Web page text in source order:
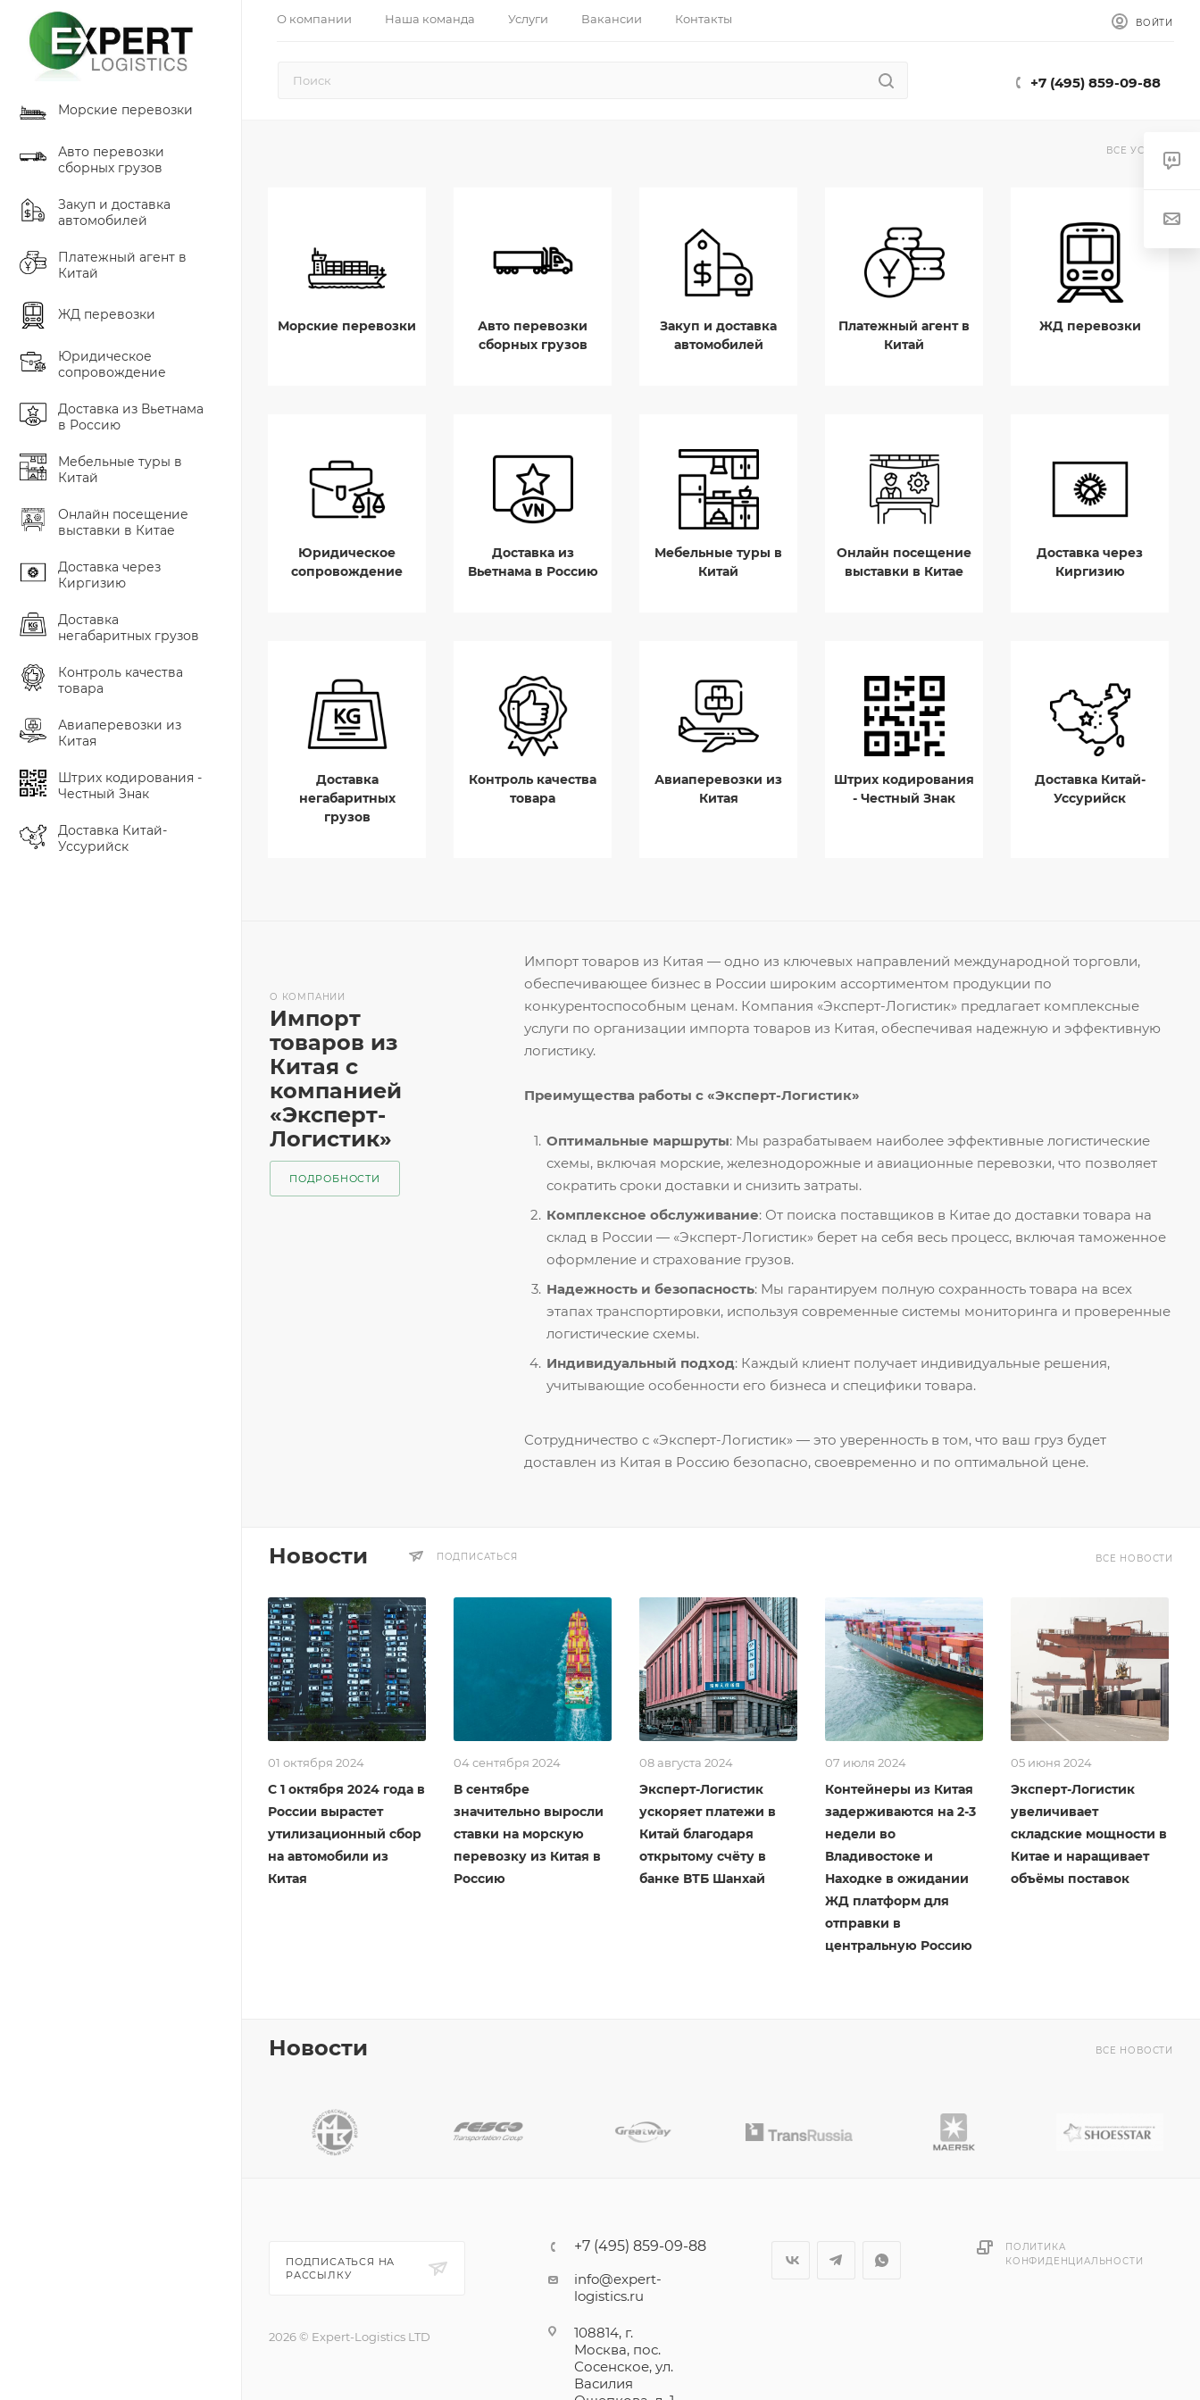
О компании Наша команда Услуги Вакансии Контакты ВОЙТИ
+7 (495) 859-09-88
Морские перевозки
Авто перевозки
сборных грузов
Закуп и доставка
автомобилей
Платежный агент в
Китай
ЖД перевозки
Юридическое
сопровождение
Доставка из Вьетнама
в Россию
Мебельные туры в
Китай
Онлайн посещение
выставки в Китае
Доставка через
Киргизию
Доставка
негабаритных грузов
Контроль качества
товара
Авиаперевозки из
Китая
Штрих кодирования -
Честный Знак
Доставка Китай-
Уссурийск
ВСЕ УСЛУГИ
Морские перевозки
Авто перевозки
сборных грузов
Закуп и доставка
автомобилей
Платежный агент в
Китай
ЖД перевозки
Юридическое
сопровождение
Доставка из
Вьетнама в Россию
Мебельные туры в
Китай
Онлайн посещение
выставки в Китае
Доставка через
Киргизию
Доставка
негабаритных
грузов
Контроль качества
товара
Авиаперевозки из
Китая
Штрих кодирования
- Честный Знак
Доставка Китай-
Уссурийск
Импорт товаров из Китая — одно из ключевых направлений международной торговли,
обеспечивающее бизнес в России широким ассортиментом продукции по
конкурентоспособным ценам. Компания «Эксперт-Логистик» предлагает комплексные
услуги по организации импорта товаров из Китая, обеспечивая надежную и эффективную
логистику.
Преимущества работы с «Эксперт-Логистик»
Оптимальные маршруты: Мы разрабатываем наиболее эффективные логистические
схемы, включая морские, железнодорожные и авиационные перевозки, что позволяет
сократить сроки доставки и снизить затраты.
Комплексное обслуживание: От поиска поставщиков в Китае до доставки товара на
склад в России — «Эксперт-Логистик» берет на себя весь процесс, включая таможенное
оформление и страхование грузов.
Надежность и безопасность: Мы гарантируем полную сохранность товара на всех
этапах транспортировки, используя современные системы мониторинга и проверенные
логистические схемы.
Индивидуальный подход: Каждый клиент получает индивидуальные решения,
учитывающие особенности его бизнеса и специфики товара.
Сотрудничество с «Эксперт-Логистик» — это уверенность в том, что ваш груз будет
доставлен из Китая в Россию безопасно, своевременно и по оптимальной цене.
О КОМПАНИИ
Импорт
товаров из
Китая с
компанией
«Эксперт-
Логистик»
ПОДРОБНОСТИ
Новости ПОДПИСАТЬСЯ ВСЕ НОВОСТИ
01 октября 2024
С 1 октября 2024 года в
России вырастет
утилизационный сбор
на автомобили из
Китая
04 сентября 2024
В сентябре
значительно выросли
ставки на морскую
перевозку из Китая в
Россию
08 августа 2024
Эксперт-Логистик
ускоряет платежи в
Китай благодаря
открытому счёту в
банке ВТБ Шанхай
07 июля 2024
Контейнеры из Китая
задерживаются на 2-3
недели во
Владивостоке и
Находке в ожидании
ЖД платформ для
отправки в
центральную Россию
05 июня 2024
Эксперт-Логистик
увеличивает
складские мощности в
Китае и наращивает
объёмы поставок
Новости ВСЕ НОВОСТИ
ПОДПИСАТЬСЯ НА
РАССЫЛКУ
2026 © Expert-Logistics LTD
+7 (495) 859-09-88
info@expert-
logistics.ru
108814, г.
Москва, пос.
Сосенское, ул.
Василия
ПОЛИТИКА
КОНФИДЕНЦИАЛЬНОСТИ